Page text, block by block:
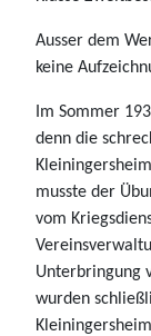
Ausser dem
keine
Im Sommer
denn die
musste der
vom
Unterbringung
wurden